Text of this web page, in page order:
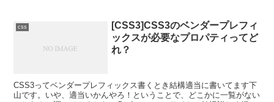
css
[CSS3]CSS3のベンダープレフィ
ックスが必要なプロパティってど
れ？
CSS3ってベンダープレフィックス書くとき結構適当に書いてます下
山です。いや、適当いかんやろ！ということで、どこかに一覧がない